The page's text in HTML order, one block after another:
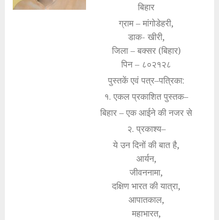
बिहार
ग्राम – मांगोडेहरी,
डाक- खीरी,
जिला – बक्सर (बिहार)
पिन – ८०२१२८
पुस्तकें एवं पत्र–पत्रिका:
१. एकल प्रकाशित पुस्तक–
बिहार – एक आईने की नजर से
२. प्रकाश्य–
ये उन दिनों की बात है,
आर्यन,
जीवननामा,
दक्षिण भारत की यात्रा,
आपातकाल,
महाभारत,